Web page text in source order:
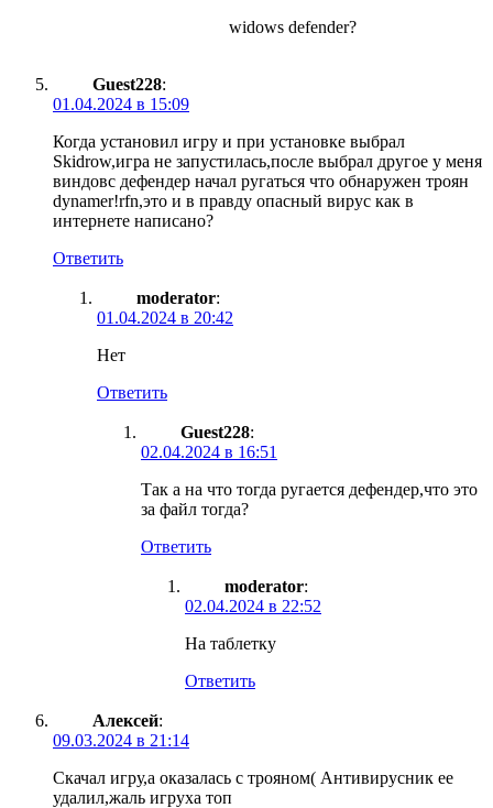
widows defender?
Guest228:
01.04.2024 в 15:09
Когда установил игру и при установке выбрал
Skidrow,игра не запустилась,после выбрал другое у меня
виндовс дефендер начал ругаться что обнаружен троян
dynamer!rfn,это и в правду опасный вирус как в
интернете написано?
Ответить
moderator:
01.04.2024 в 20:42
Нет
Ответить
Guest228:
02.04.2024 в 16:51
Так а на что тогда ругается дефендер,что это
за файл тогда?
Ответить
moderator:
02.04.2024 в 22:52
На таблетку
Ответить
Алексей:
09.03.2024 в 21:14
Скачал игру,а оказалась с трояном( Антивирусник ее
удалил,жаль игруха топ